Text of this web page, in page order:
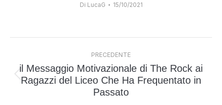
Di LucaG 15/10/2021
post
PRECEDENTE
Post
precedente:
il Messaggio Motivazionale di The Rock ai
Ragazzi del Liceo Che Ha Frequentato in
Passato